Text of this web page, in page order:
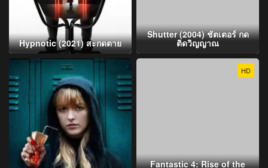
Hypnotic (2021) สะกดตาย
Shutter (2004) ชัตเตอร์ กด
ติดวิญญาณ
HD
Fantastic 4: Rise of the